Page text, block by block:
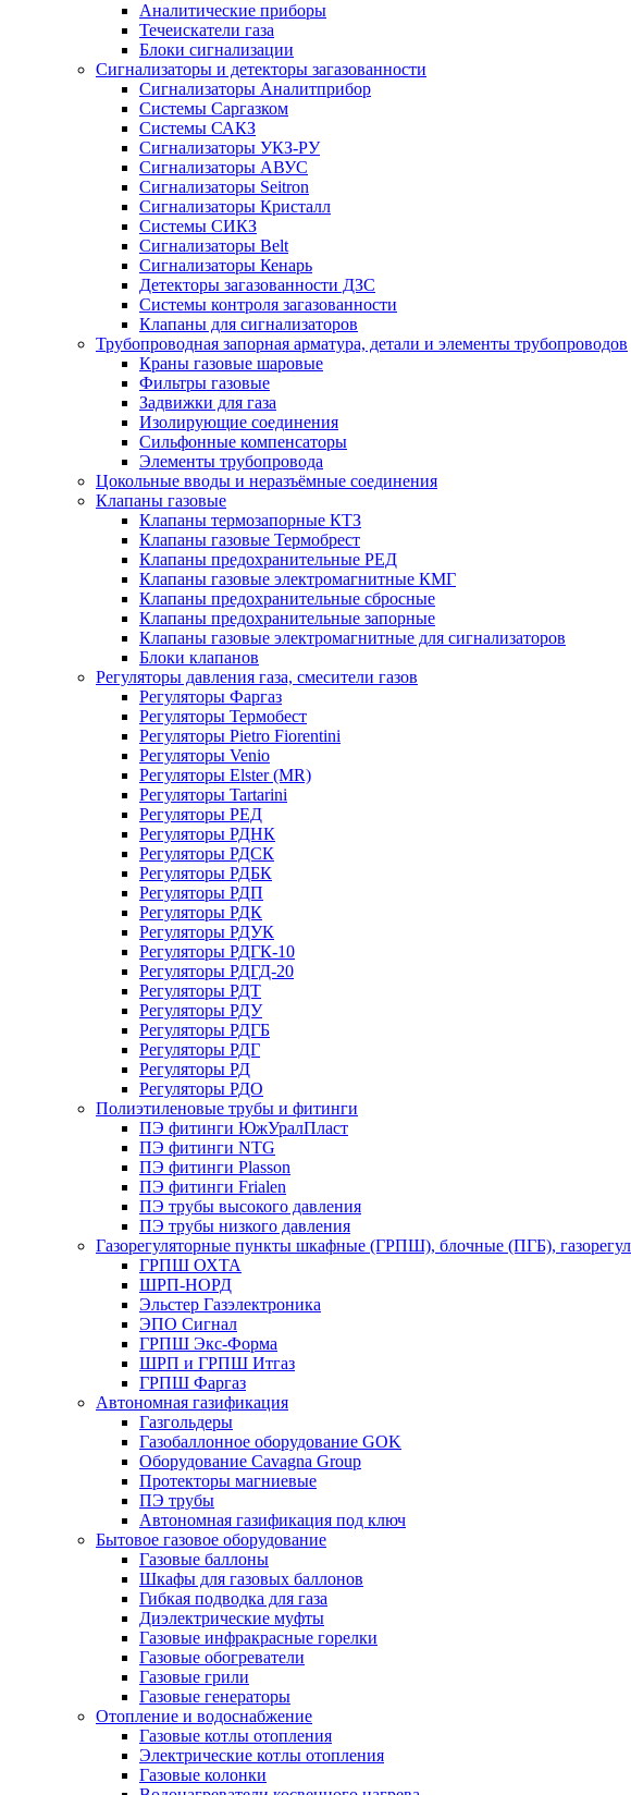
Аналитические приборы
Течеискатели газа
Блоки сигнализации
Сигнализаторы и детекторы загазованности
Сигнализаторы Аналитприбор
Системы Саргазком
Системы САКЗ
Сигнализаторы УКЗ-РУ
Сигнализаторы АВУС
Сигнализаторы Seitron
Сигнализаторы Кристалл
Системы СИКЗ
Сигнализаторы Belt
Сигнализаторы Кенарь
Детекторы загазованности ДЗС
Системы контроля загазованности
Клапаны для сигнализаторов
Трубопроводная запорная арматура, детали и элементы трубопроводов
Краны газовые шаровые
Фильтры газовые
Задвижки для газа
Изолирующие соединения
Сильфонные компенсаторы
Элементы трубопровода
Цокольные вводы и неразъёмные соединения
Клапаны газовые
Клапаны термозапорные КТЗ
Клапаны газовые Термобрест
Клапаны предохранительные РЕД
Клапаны газовые электромагнитные КМГ
Клапаны предохранительные сбросные
Клапаны предохранительные запорные
Клапаны газовые электромагнитные для сигнализаторов
Блоки клапанов
Регуляторы давления газа, смесители газов
Регуляторы Фаргаз
Регуляторы Термобест
Регуляторы Pietro Fiorentini
Регуляторы Venio
Регуляторы Elster (MR)
Регуляторы Tartarini
Регуляторы РЕД
Регуляторы РДНК
Регуляторы РДСК
Регуляторы РДБК
Регуляторы РДП
Регуляторы РДК
Регуляторы РДУК
Регуляторы РДГК-10
Регуляторы РДГД-20
Регуляторы РДТ
Регуляторы РДУ
Регуляторы РДГБ
Регуляторы РДГ
Регуляторы РД
Регуляторы РДО
Полиэтиленовые трубы и фитинги
ПЭ фитинги ЮжУралПласт
ПЭ фитинги NTG
ПЭ фитинги Plasson
ПЭ фитинги Frialen
ПЭ трубы высокого давления
ПЭ трубы низкого давления
Газорегуляторные пункты шкафные (ГРПШ), блочные (ПГБ),
ГРПШ ОХТА
ШРП-НОРД
Эльстер Газэлектроника
ЭПО Сигнал
ГРПШ Экс-Форма
ШРП и ГРПШ Итгаз
ГРПШ Фаргаз
Автономная газификация
Газгольдеры
Газобаллонное оборудование GOK
Оборудование Cavagna Group
Протекторы магниевые
ПЭ трубы
Автономная газификация под ключ
Бытовое газовое оборудование
Газовые баллоны
Шкафы для газовых баллонов
Гибкая подводка для газа
Диэлектрические муфты
Газовые инфракрасные горелки
Газовые обогреватели
Газовые грили
Газовые генераторы
Отопление и водоснабжение
Газовые котлы отопления
Электрические котлы отопления
Газовые колонки